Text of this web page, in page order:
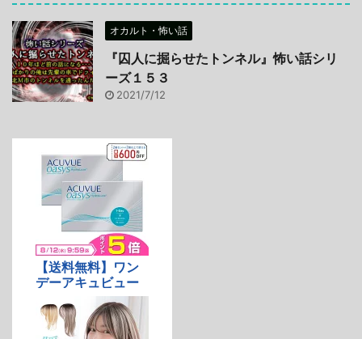
オカルト・怖い話
『囚人に掘らせたトンネル』怖い話シリ
ーズ１５３
2021/7/12